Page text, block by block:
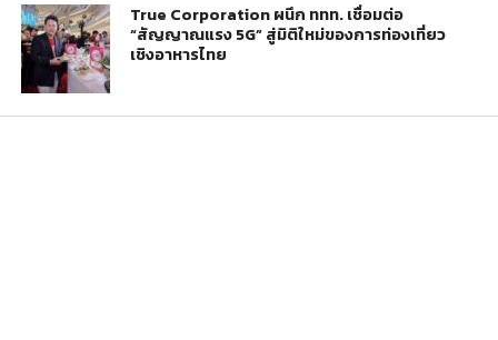
True Corporation ผนึก ททท. เชื่อมต่อ
“สัญญาณแรง 5G” สู่มิติใหม่ของการท่องเที่ยว
เชิงอาหารไทย